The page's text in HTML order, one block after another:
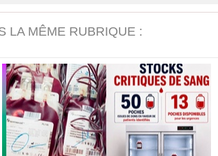
LA MÊME RUBRIQUE :